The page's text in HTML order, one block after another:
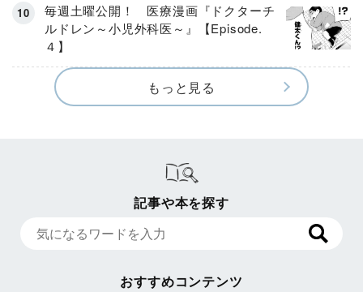
毎週土曜公開！ 医療漫画『ドクターチ
ルドレン～小児外科医～』【Episode.
４】
もっと見る
記事や本を探す
おすすめコンテンツ